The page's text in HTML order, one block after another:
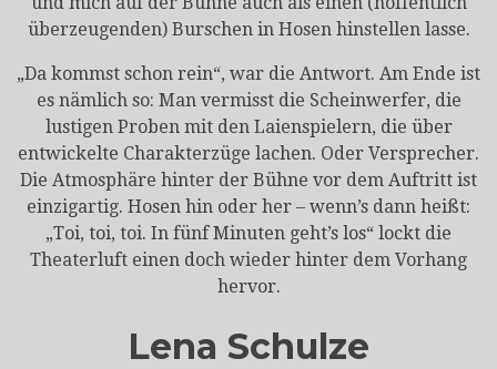
überzeugenden) Burschen in Hosen hinstellen lasse.
„Da kommst schon rein“, war die Antwort. Am Ende ist
es nämlich so: Man vermisst die Scheinwerfer, die
lustigen Proben mit den Laienspielern, die über
entwickelte Charakterzüge lachen. Oder Versprecher.
Die Atmosphäre hinter der Bühne vor dem Auftritt ist
einzigartig. Hosen hin oder her – wenn’s dann heißt:
„Toi, toi, toi. In fünf Minuten geht’s los“ lockt die
Theaterluft einen doch wieder hinter dem Vorhang
hervor.
Lena Schulze